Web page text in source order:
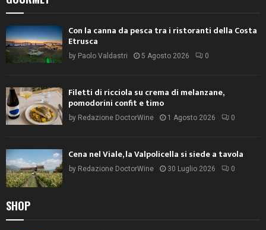
Con la canna da pesca tra i ristoranti della Costa
Etrusca
by Paolo Valdastri 5 Agosto 2026 0
Filetti di ricciola su crema di melanzane,
pomodorini confit e timo
by Redazione DoctorWine 1 Agosto 2026 0
Cena nel Viale, la Valpolicella si siede a tavola
by Redazione DoctorWine 30 Luglio 2026 0
SHOP